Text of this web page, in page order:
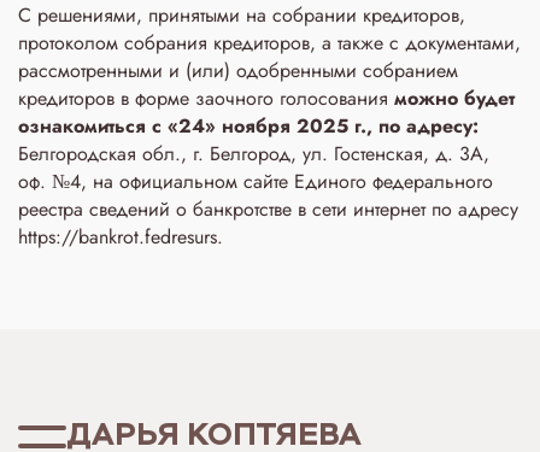
С решениями, принятыми на собрании кредиторов,
протоколом собрания кредиторов, а также с документами,
рассмотренными и (или) одобренными собранием
кредиторов в форме заочного голосования можно будет
ознакомиться с «24» ноября 2025 г., по адресу:
Белгородская обл., г. Белгород, ул. Гостенская, д. 3A,
оф. №4, на официальном сайте Единого федерального
реестра сведений о банкротстве в сети интернет по адресу
https://bankrot.fedresurs.
ДАРЬЯ КОПТЯЕВА